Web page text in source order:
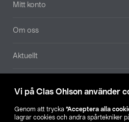
Vi på Clas Ohlson använder
Genom att trycka ”Acceptera alla
lagrar cookies och andra spårtekniker
Mitt konto
Om oss
Aktuellt
Hitta